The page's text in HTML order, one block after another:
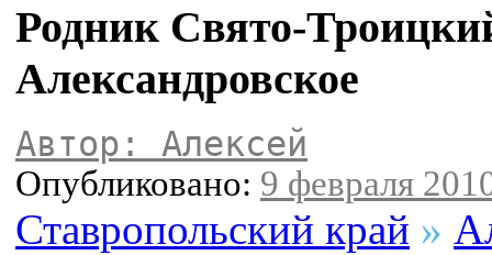
Родник Свято-
Александровское
Автор: Алексей
Опубликовано: 9 февраля
Ставропольский край »